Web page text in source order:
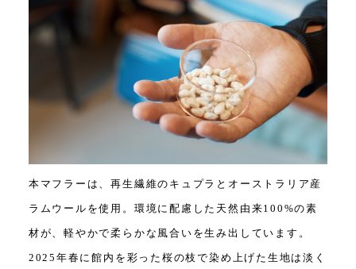
本マフラーは、再生繊維のキュプラとオーストラリア産
ラムウールを使用。環境に配慮した天然由来100%の素
材が、軽やかで柔らかな風合いを生み出しています。
2025年春に館内を彩った桜の枝で染め上げた生地は淡く